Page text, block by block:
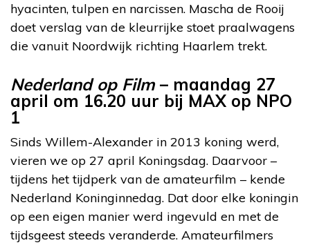
hyacinten, tulpen en narcissen. Mascha de Rooij
doet verslag van de kleurrijke stoet praalwagens
die vanuit Noordwijk richting Haarlem trekt.
Nederland op Film– maandag 27
april om 16.20 uur bij MAX op NPO
1
Sinds Willem-Alexander in 2013 koning werd,
vieren we op 27 april Koningsdag. Daarvoor –
tijdens het tijdperk van de amateurfilm – kende
Nederland Koninginnedag. Dat door elke koningin
op een eigen manier werd ingevuld en met de
tijdsgeest steeds veranderde. Amateurfilmers